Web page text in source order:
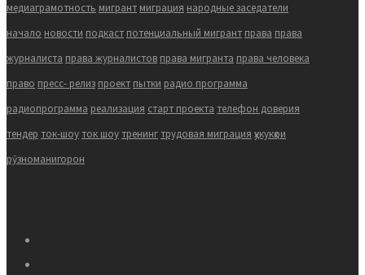
медиаграмотность мигрант миграция народные заседатели
начало новости подкаст потенциальный мигрант права права
журналиста права журналистов права мигранта права человека
право пресс- релиз проект пытки радио программа
радиопрограмма реализация старт проекта телефон доверия
тендер ток-шоуток шоутренингтрудовая миграция ҳукукҳои
рӯзноманигорон